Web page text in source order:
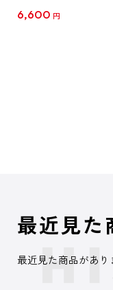
6,600 円
最近見た
最近見た商品があり